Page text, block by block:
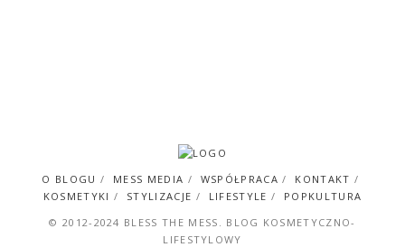
O BLOGU MESS MEDIA WSPÓŁPRACA
KONTAKT
KOSMETYKI
STYLIZACJE LIFESTYLE
POPKULTURA
© 2012-2024 BLESS THE MESS. BLOG KOSMETYCZNO-
LIFESTYLOWY